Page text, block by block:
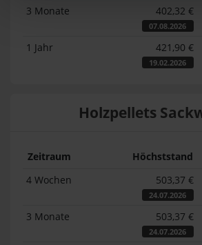
3 Monate 402,32 €
07.08.2026
1 Jahr 421,90 €
19.02.2026
Holzpellets
Zeitraum Höchststand
4 Wochen
503,37 €
24.07.2026
3 Monate 503,37 €
24.07.2026